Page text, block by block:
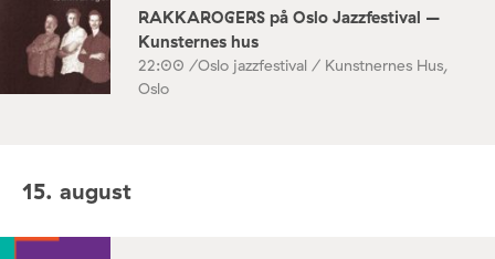
RAKKAROGERS på Oslo Jazzfestival –
Kunsternes hus
22:00 /Oslo jazzfestival / Kunstnernes Hus,
Oslo
15. august